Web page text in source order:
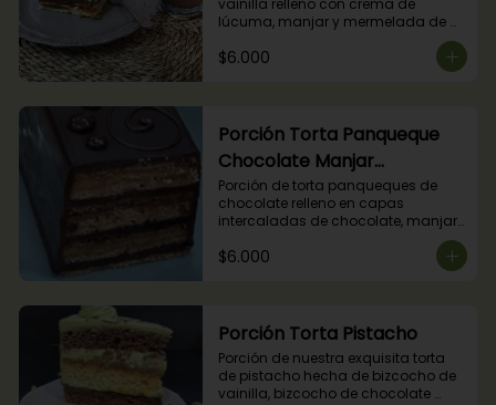
vainilla relleno con crema de
lúcuma, manjar y mermelada de
diabéticos).
$6.000
Porción Torta Panqueque
Chocolate Manjar
Frambuesa
Porción de torta panqueques de
chocolate relleno en capas
intercaladas de chocolate, manjar
$6.000
Porción Torta Pistacho
Porción de nuestra exquisita torta
de pistacho hecha de bizcocho de
vainilla, bizcocho de chocolate